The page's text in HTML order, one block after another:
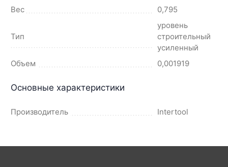
Вес 0,795
Тип
уровень
строительный
усиленный
Объем
0,001919
Основные характеристики
Производитель Intertool